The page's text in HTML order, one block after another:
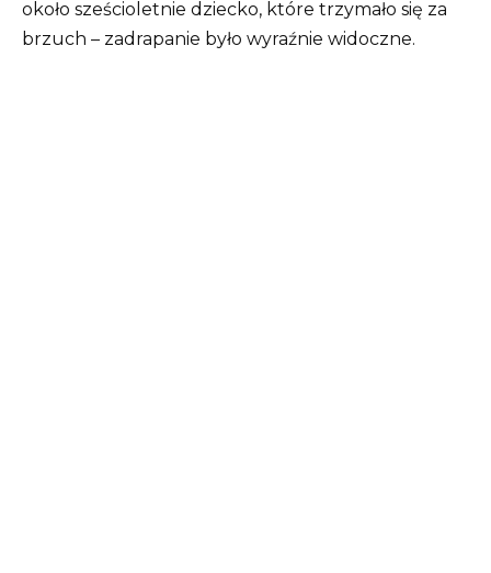
około sześcioletnie dziecko, które trzymało się za
brzuch – zadrapanie było wyraźnie widoczne.